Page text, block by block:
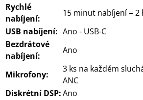
Rychlé
nabíjení:
15 minut nabíjení =
USB nabíjení: Ano - USB-C
Bezdrátové
nabíjení:
Ano
Mikrofony:
3 ks na každém
ANC
Diskrétní DSP:Ano